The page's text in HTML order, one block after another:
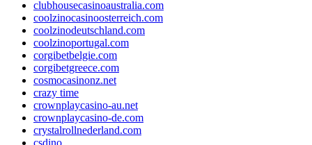
clubhousecasinoaustralia.com
coolzinocasinoosterreich.com
coolzinodeutschland.com
coolzinoportugal.com
corgibetbelgie.com
corgibetgreece.com
cosmocasinonz.net
crazy time
crownplaycasino-au.net
crownplaycasino-de.com
crystalrollnederland.com